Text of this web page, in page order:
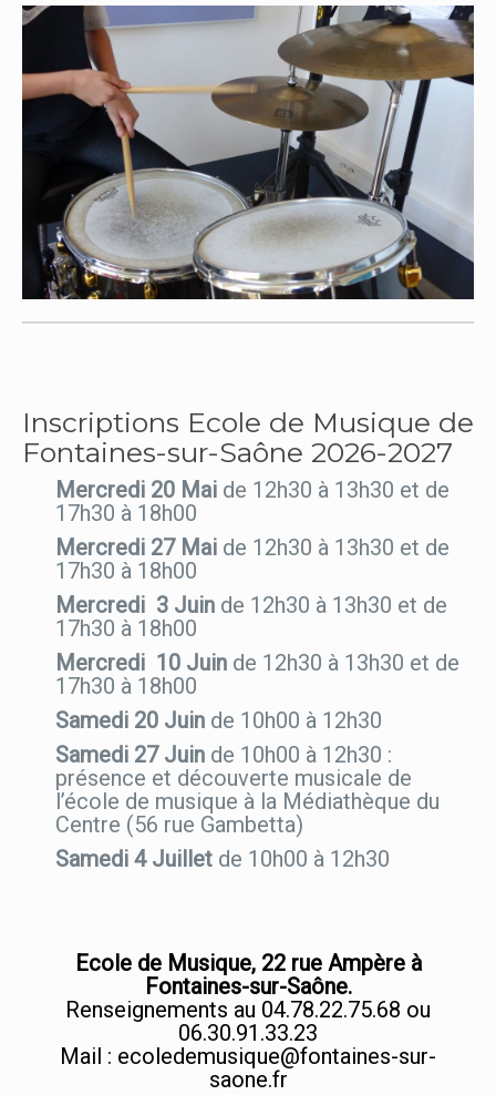
Inscriptions Ecole de Musique de
Fontaines-sur-Saône 2026-2027
Mercredi 20 Mai de 12h30 à 13h30 et de
17h30 à 18h00
Mercredi 27 Mai de 12h30 à 13h30 et de
17h30 à 18h00
Mercredi 3 Juin de 12h30 à 13h30 et de
17h30 à 18h00
Mercredi 10 Juin de 12h30 à 13h30 et de
17h30 à 18h00
Samedi 20 Juin de 10h00 à 12h30
Samedi 27 Juin de 10h00 à 12h30 :
présence et découverte musicale de
l’école de musique à la Médiathèque du
Centre (56 rue Gambetta)
Samedi 4 Juillet de 10h00 à 12h30
Ecole de Musique, 22 rue Ampère à
Fontaines-sur-Saône.
Renseignements au 04.78.22.75.68 ou
06.30.91.33.23
Mail : ecoledemusique@fontaines-sur-
saone.fr